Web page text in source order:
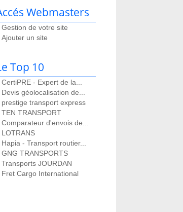
Webmasters
Gestion de votre site
Ajouter un site
Top 10
CertiPRE - Expert de la...
Devis géolocalisation de...
prestige transport express
TEN TRANSPORT
Comparateur d'envois de...
LOTRANS
Hapia - Transport routier...
GNG TRANSPORTS
Transports JOURDAN
Fret Cargo International